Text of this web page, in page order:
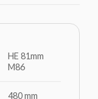
HE 81mm
M86
480 mm